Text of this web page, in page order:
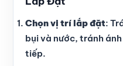
Chọn vị trí lắp đặt:
bụi và nước, tránh
tiếp.